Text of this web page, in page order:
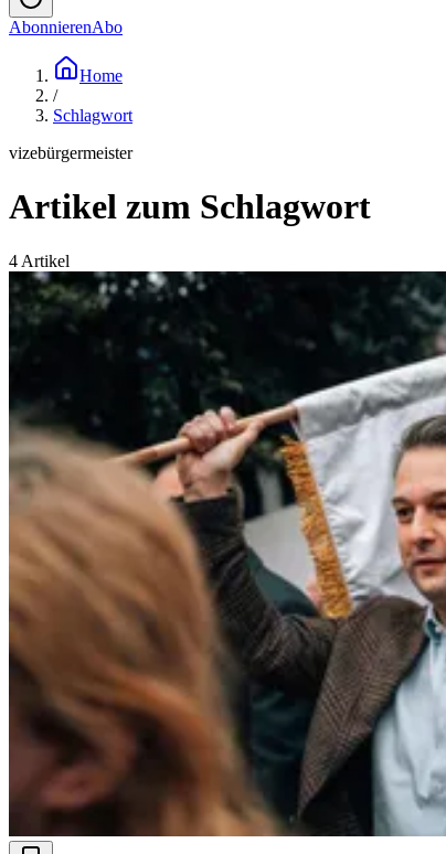
AbonnierenAbo
Home
/
Schlagwort
vizebürgermeister
Artikel zum Schlagwort
4 Artikel